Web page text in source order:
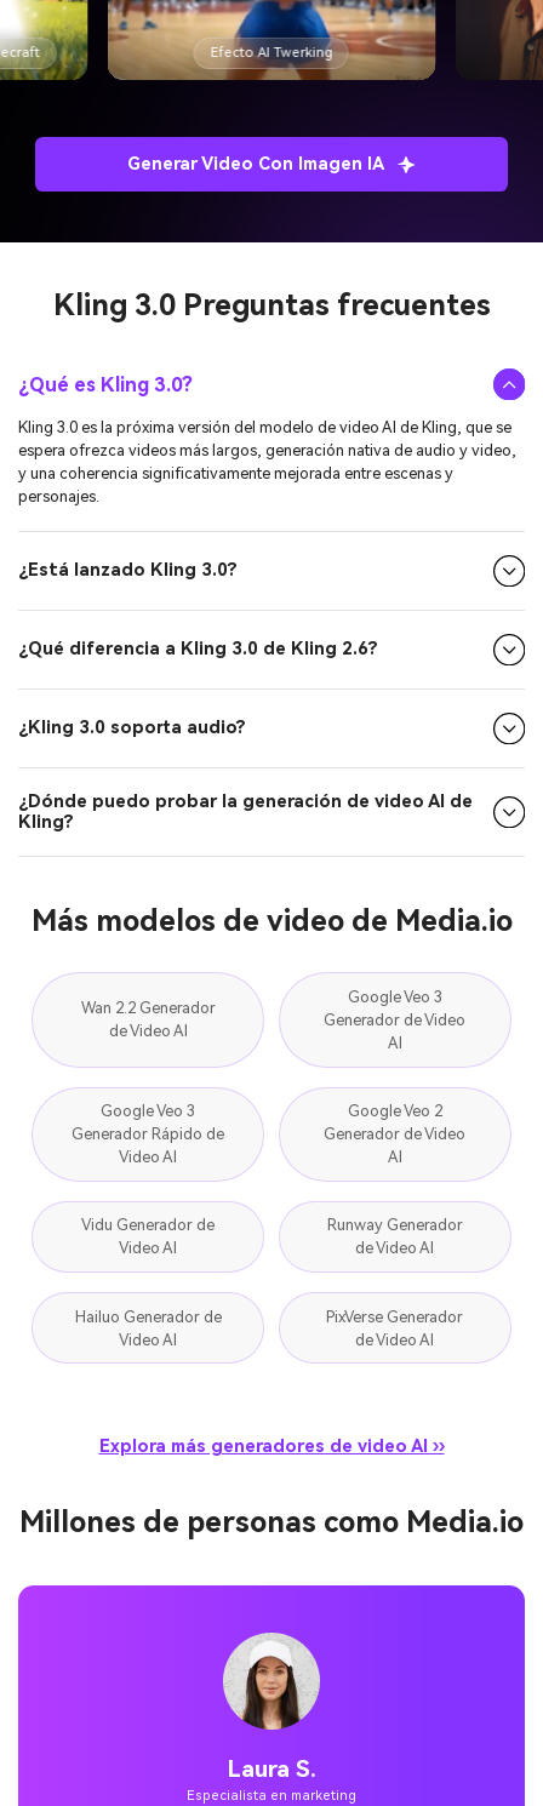
Filtro AI Edad
Generar Video Con Imagen IA
Kling 3.0 Preguntas frecuentes
¿Qué es Kling 3.0?
Kling 3.0 es la próxima versión del modelo de video AI de Kling, que se
espera ofrezca videos más largos, generación nativa de audio y video,
y una coherencia significativamente mejorada entre escenas y
personajes.
¿Está lanzado Kling 3.0?
¿Qué diferencia a Kling 3.0 de Kling 2.6?
¿Kling 3.0 soporta audio?
¿Dónde puedo probar la generación de video AI de
Kling?
Más modelos de video de Media.io
Wan 2.2 Generador
de Video AI
Google Veo 3
Generador de Video
AI
Google Veo 3
Generador Rápido de
Video AI
Google Veo 2
Generador de Video
AI
Vidu Generador de
Video AI
Runway Generador
de Video AI
Hailuo Generador de
Video AI
PixVerse Generador
de Video AI
Explora más generadores de video AI ››
Millones de personas como Media.io